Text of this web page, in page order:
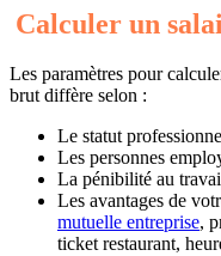
Calculer un
Les paramètres pour
brut diffère selon :
Le statut
Les personnes
La pénibilité au
Les avantages de
mutuelle entreprise,
ticket restaurant,